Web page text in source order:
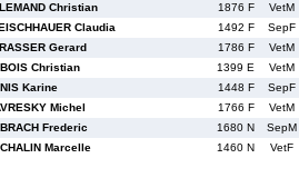
Christian 1876 F
VetM
Claudia 1492 F
SepF
Gerard 1786 F
VetM
Christian 1399 E
VetM
Karine 1448 F
SepF
Michel 1766 F
VetM
Frederic 1680 N
SepM
Marcelle 1460 N VetF